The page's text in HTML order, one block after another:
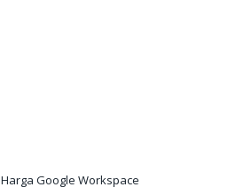
Harga Google Workspace